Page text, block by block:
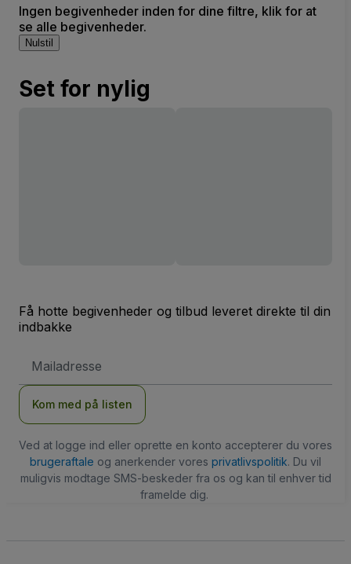
Ingen begivenheder inden for dine filtre, klik for at
se alle begivenheder.
Nulstil
Set for nylig
Få hotte begivenheder og tilbud leveret direkte til din
indbakke
adresse
Kom med på listen
Ved at logge ind eller oprette en konto accepterer du vores
brugeraftale og anerkender vores privatlivspolitik. Du vil
muligvis modtage SMS-beskeder fra os og kan til enhver tid
framelde dig.